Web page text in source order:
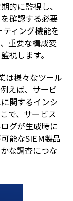
的に監視し、
確認する必要
ィング機能を
重要な構成変
視します。
は様々なツール
えば、サービ
関するインシ
で、サービス
グが生成時に
能なSIEM製品
な調査につな